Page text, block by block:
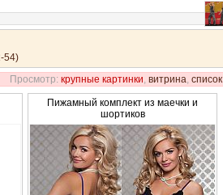
54)
Просмотр: крупные картинки, витрина, список
Пижамный комплект из маечки и
шортиков